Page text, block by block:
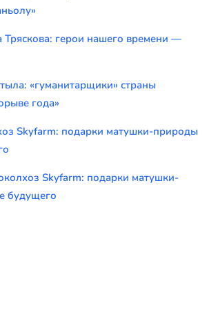
Тряскова: герои нашего времени —
«гуманитарщики» страны
года»
Skyfarm: подарки матушки-природы
Skyfarm: подарки матушки-
будущего